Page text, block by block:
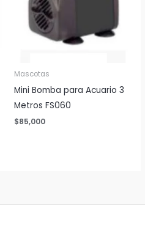
Mascotas
Mini Bomba para Acuario 3
Metros FS060
$85,000